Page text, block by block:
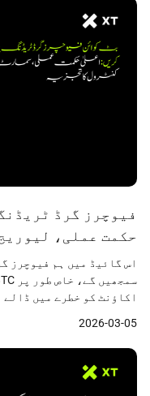
حکمت عملی،
مینجمنٹ گائیڈ
اس گائیڈ میں ہم فیوچرز
اکاؤنٹ کو خطرے میں
پلیٹ فارم پر مؤثر طریقے
2026-03-05